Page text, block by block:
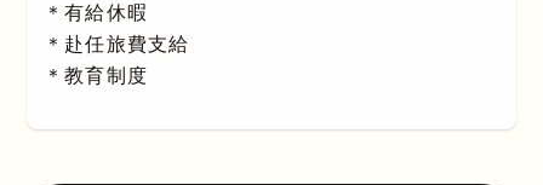
＊有給休暇
＊赴任旅費支給
＊教育制度